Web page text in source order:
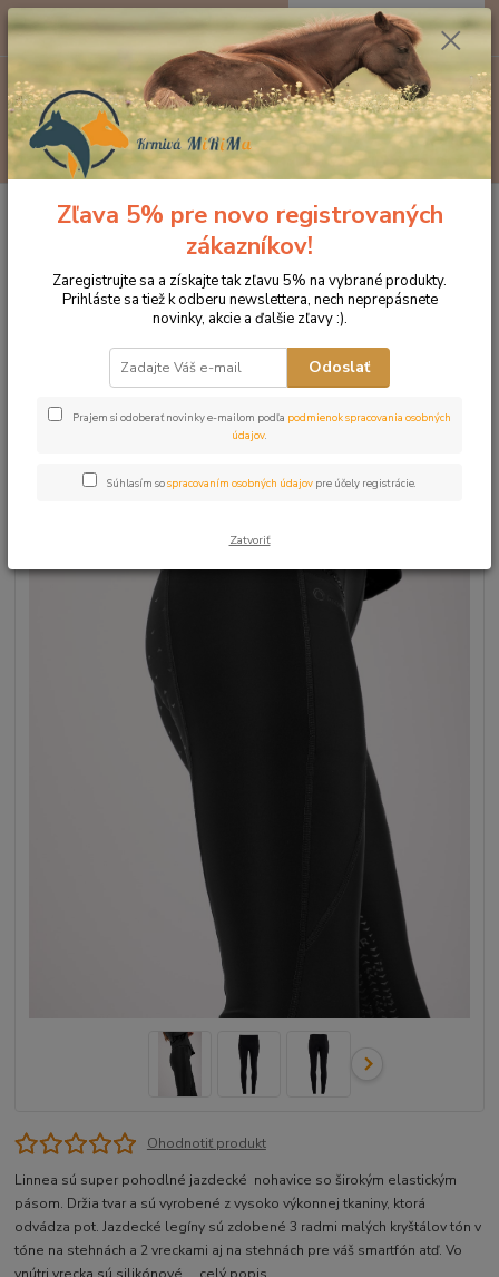
Menu
0ks
za0 €
Značka oblečenia MONTAR ZĽAVY!
Jazdecké nohavice
MONTAR legíny Linnea čierna
MONTAR legíny Linnea čierna
Ohodnotiť produkt
Linnea sú super pohodlné jazdecké nohavice so širokým elastickým
pásom. Držia tvar a sú vyrobené z vysoko výkonnej tkaniny, ktorá
odvádza pot. Jazdecké legíny sú zdobené 3 radmi malých kryštálov tón v
tóne na stehnách a 2 vreckami aj na stehnách pre váš smartfón atď. Vo
Zľava 5% pre novo registrovaných
zákazníkov!
Zaregistrujte sa a získajte tak zľavu 5% na vybrané produkty.
Prihláste sa tiež k odberu newslettera, nech neprepásnete
novinky, akcie a ďalšie zľavy :).
Odoslať
Prajem si odoberať novinky e-mailom podľa podmienok spracovania osobných
údajov.
Súhlasím sospracovaním osobných údajov pre účely registrácie.
Zatvoriť